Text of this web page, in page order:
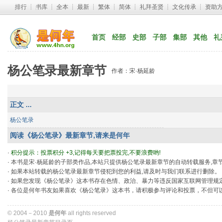
排行 ┊ 书库 ┊ 全本 ┊ 最新 ┊ 繁体 ┊ 简体 ┊ 礼拜圣贤 ┊ 文化传承 ┊ 资助
首页 经部 史部 子部 集部 其他 礼
杨公笔录最新章节 作者：宋·杨延龄
正文 ...
杨公笔录
阅读《杨公笔录》最新章节,请来是何年
· 积分提示：投票积分 +3,记得每天要把票投完,不要浪费哟!
· 本书是宋·杨延龄的子部类作品,本站只提供杨公笔录最新章节的自动转载服务,章
· 如果本站转载的杨公笔录最新章节侵犯到您的利益,请及时与我们联系进行删除。
· 如果您发现《杨公笔录》这本书存在色情、政治、暴力等违反国家互联网管理
· 各位是何年书友如果喜欢《杨公笔录》这本书，请积极参与评论和投票，不但
© 2004－2010 是何年 all rights reserved